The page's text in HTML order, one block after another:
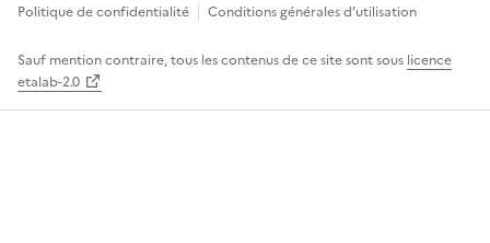
Politique de confidentialité
Conditions générales d’utilisation
Sauf mention contraire, tous les contenus de ce site sont sous licence
etalab-2.0